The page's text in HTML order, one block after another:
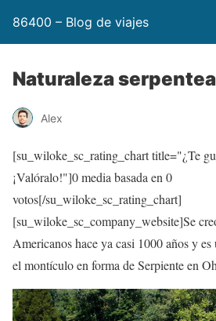
86400 – Blog de viajes
Naturaleza
Alex
[su_wiloke_sc_rating_chart title="¿Te
¡Valóralo!"]0media basada en 0
votos[/su_wiloke_sc_rating_chart]
[su_wiloke_sc_company_website]Se
Americanos hace ya casi 1000 años y
el montículo en forma de Serpiente en